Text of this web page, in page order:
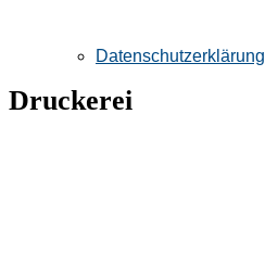
Datenschutzerklärung
Druckerei